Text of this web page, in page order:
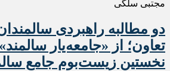
مجتبی سلگی
دو مطالبه راهبردی
تعاون؛ از «جامعه‌یار سالمند»
نخستین زیست‌بوم جامع